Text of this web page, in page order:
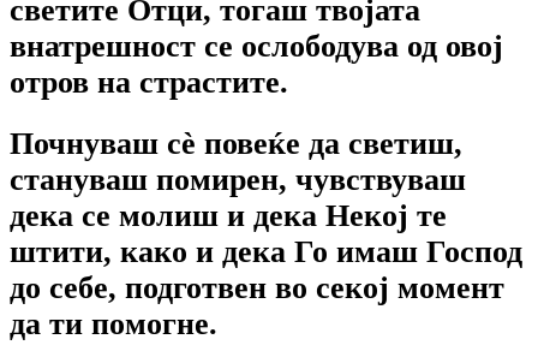
светите Отци, тогаш твојата
внатрешност се ослободува од овој
отров на страстите.
Почнуваш сѐ повеќе да светиш,
стануваш помирен, чувствуваш
дека се молиш и дека Некој те
штити, како и дека Го имаш Господ
до себе, подготвен во секој момент
да ти помогне.